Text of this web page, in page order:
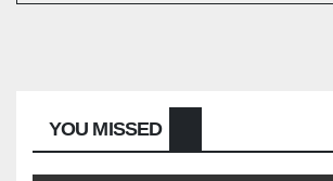
YOU MISSED